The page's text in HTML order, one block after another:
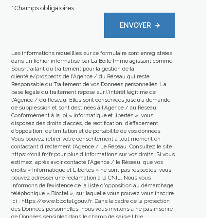
* Champs obligatoires
ENVOYER
Les informations recueillies sur ce formulaire sont enregistrées
dans un fichier informatisé par La Boite Immo agissant comme
Sous-traitant du traitement pour la gestion de la
clientèle/prospects de l'Agence / du Réseau qui reste
Responsable du Traitement de vos Données personnelles. La
base légale du traitement repose sur l'intérêt légitime de
l'Agence / du Réseau. Elles sont conservées jusqu'à demande
de suppression et sont destinées à l'Agence / au Réseau.
Conformément à la loi « informatique et libertés », vous
disposez des droits d’accès, de rectification, d’effacement,
d’opposition, de limitation et de portabilité de vos données.
Vous pouvez retirer votre consentement à tout moment en
contactant directement l’Agence / Le Réseau. Consultez le site
https://cnil.fr/frpour plus d’informations sur vos droits. Si vous
estimez, après avoir contacté l'Agence / le Réseau, que vos
droits « Informatique et Libertés » ne sont pas respectés, vous
pouvez adresser une réclamation à la CNIL. Nous vous
informons de l’existence de la liste d'opposition au démarchage
téléphonique « Bloctel », sur laquelle vous pouvez vous inscrire
ici : https://www.bloctel.gouv.fr. Dans le cadre de la protection
des Données personnelles, nous vous invitons à ne pas inscrire
de Données sensibles dans le champ de saisie libre.